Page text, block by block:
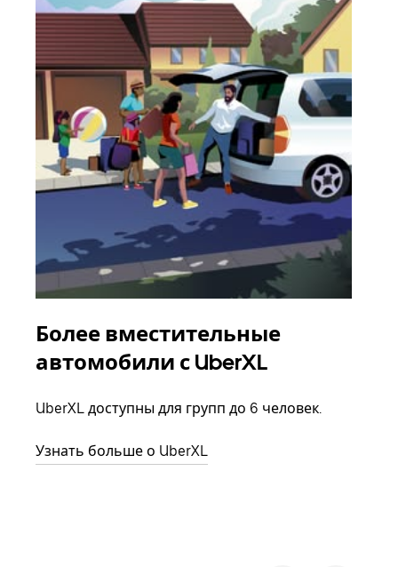
Более вместительные
автомобили с UberXL
UberXL доступны для групп до 6 человек.
Узнать больше о UberXL